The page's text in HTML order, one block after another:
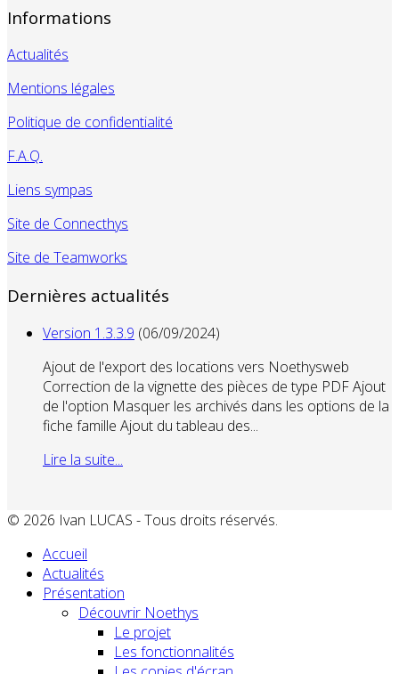
Informations
Actualités
Mentions légales
Politique de confidentialité
F.A.Q.
Liens sympas
Site de Connecthys
Site de Teamworks
Dernières actualités
Version 1.3.3.9 (06/09/2024)
Ajout de l'export des locations vers Noethysweb
Correction de la vignette des pièces de type PDF Ajout
de l'option Masquer les archivés dans les options de la
fiche famille Ajout du tableau des...
Lire la suite...
© 2026 Ivan LUCAS - Tous droits réservés.
Accueil
Actualités
Présentation
Découvrir Noethys
Le projet
Les fonctionnalités